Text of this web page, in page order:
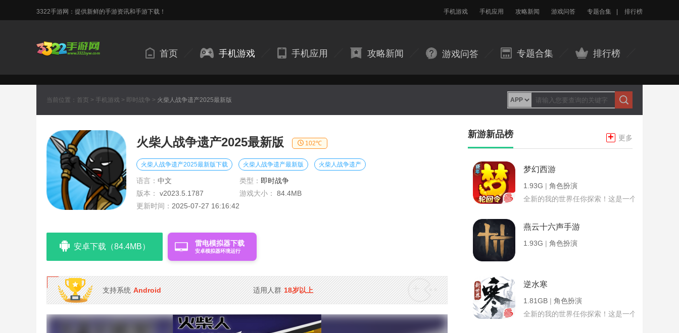
3322手游网：提供新鲜的手游资讯和手游下载！ 手机游戏 手机应用 攻略新闻 游戏问答 专题合集 排行榜
首页 手机游戏 手机应用 攻略新闻 游戏问答 专题合集 排行榜
当前位置： 首页 > 手机游戏 > 即时战争 > 火柴人战争遗产2025最新版
火柴人战争遗产2025最新版 102℃
火柴人战争遗产2025最新版下载 火柴人战争遗产最新版 火柴人战争遗产
语言： 中文 类型： 即时战争
版本：
v2023.5.1787 游戏大小：
84.4MB
更新时间： 2025-07-27 16:16:42
安卓下载（84.4MB） 雷电模拟器下载
安卓模拟器环境运行
支持系统 Android 适用人群 18岁以上
新游新品榜 + 更多
梦幻西游
1.93G | 角色扮演
全新的我的世界任你探索！这是一个小提示字段。
燕云十六声手游
1.93G | 角色扮演
逆水寒
1.81GB | 角色扮演
全新的我的世界任你探索！这是一个小提示字段。